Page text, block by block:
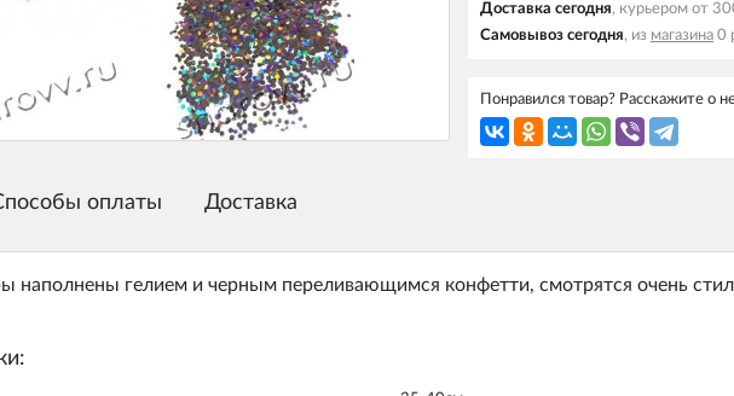
Доставка cегодня, курьером от
Самовывоз cегодня, из магазина 0
Понравился товар? Расскажите о
оплаты Доставка
наполнены гелием и черным переливающимся конфетти, смотрятся очень